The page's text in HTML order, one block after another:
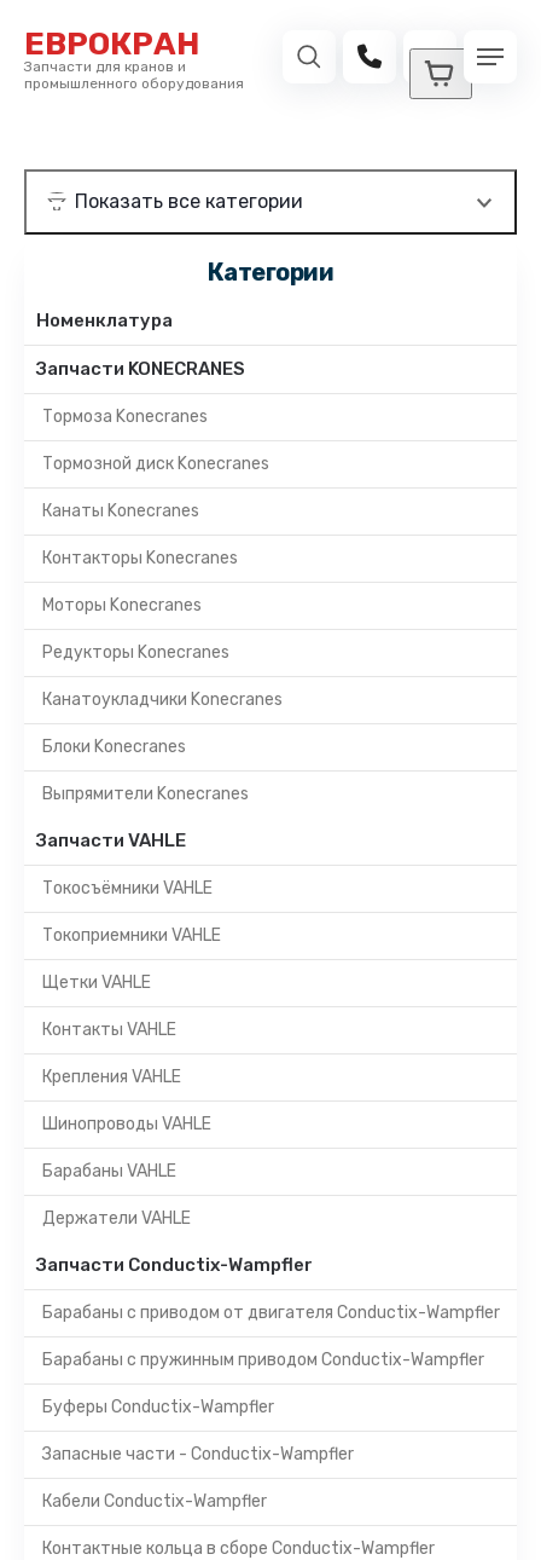
ЕВРОКРАН
Запчасти для кранов и
промышленного оборудования
Категории
Номенклатура
Запчасти KONECRANES
Тормоза Konecranes
Тормозной диск Konecranes
Канаты Konecranes
Контакторы Konecranes
Моторы Konecranes
Редукторы Konecranes
Канатоукладчики Konecranes
Блоки Konecranes
Выпрямители Konecranes
Запчасти VAHLE
Токосъёмники VAHLE
Токоприемники VAHLE
Щетки VAHLE
Контакты VAHLE
Крепления VAHLE
Шинопроводы VAHLE
Барабаны VAHLE
Держатели VAHLE
Запчасти Conductix-Wampfler
Барабаны с приводом от двигателя Conductix-Wampfler
Барабаны с пружинным приводом Conductix-Wampfler
Буферы Conductix-Wampfler
Запасные части - Conductix-Wampfler
Кабели Conductix-Wampfler
Контактные кольца в сборе Conductix-Wampfler